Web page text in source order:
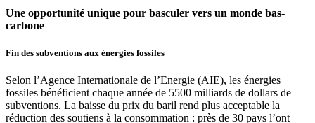
Une opportunité unique pour basculer vers un monde bas-
carbone
Fin des subventions aux énergies fossiles
Selon l’Agence Internationale de l’Energie (AIE), les énergies
fossiles bénéficient chaque année de 5500 milliards de dollars de
subventions. La baisse du prix du baril rend plus acceptable la
réduction des soutiens à la consommation : près de 30 pays l’ont